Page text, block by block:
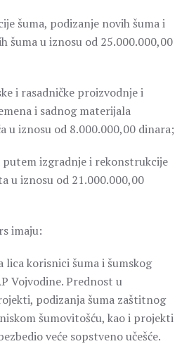
šuma, podizanje novih šuma i
šuma u iznosu od 25.000.000,00
i rasadničke proizvodnje i
i sadnog materijala
u iznosu od 8.000.000,00 dinara;
putem izgradnje i rekonstrukcije
u iznosu od 21.000.000,00
imaju:
lica korisnici šuma i šumskog
Vojvodine. Prednost u
podizanja šuma zaštitnog
šumovitošću, kao i projekti
veće sopstveno učešće.